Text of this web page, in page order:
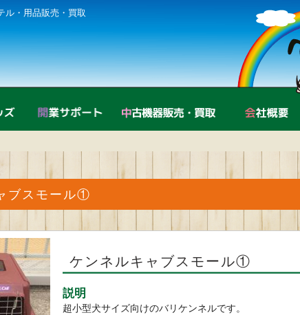
ル・用品販売・買取
ケア製品・グッズ 開業サポート 中古機器販売・買取
ブスモール①
ケンネルキャブスモール①
説明
超小型犬サイズ向けのバリケンネルです。